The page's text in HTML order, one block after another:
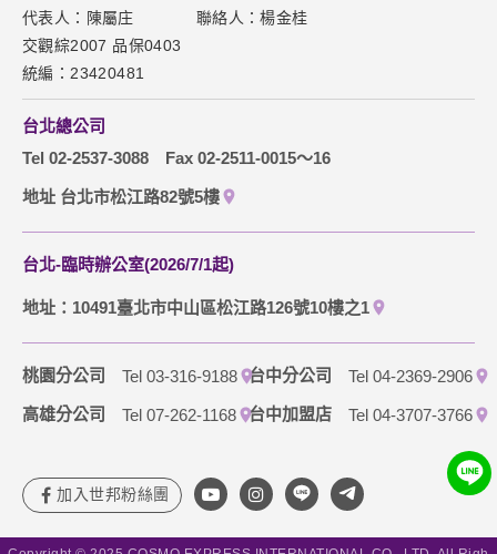
分析，分析結果之統計數據或說明文字呈現，除供內部研究
人之資料。
除非取得您的同意或其他法令之特別規定，本網站絕不會將您
的個人資料揭露予第三人或使用於蒐集目的以外之其他用途。
在您於本網站註冊帳號、使用本網站相關產品、服務、活動或
業夥伴處取得個人資料。
當客戶在本網站註冊時，我們會取得您的姓名、電話、住址、
身份證字號、電子郵件、出生日期、性別、行業等相關資料，
當您註冊成功，並登入使用我們的服務後，我們即取得您的資
料。註冊時，本網站取得您的姓名、電話、住址、身份證字
號、電子郵件、出生日期、性別、行業等相關資料，當您註冊
成功，並登入使用我們的服務後，本網站即取得您的資料。
其他除了上述，會保留您在上網瀏覽或查詢時，伺服器自行產
生的相關記錄，包括您使用連線設備的 IP 位址、使用時間、使
用的瀏覽器、瀏覽及點選資料紀錄等。本網站會對個別連線者
的瀏覽器予以標示，歸納使用者瀏覽器在本網站內部所瀏覽的
網頁，除非您願意告知您的個人資料，否則本網站不會也無法
提供的個人資訊，這些廣告廠商、或連結網站有其個別的私權
保護政策，其資料處理措施不適用本網站隱私權保護政策，本
本網站將在事前或註冊登錄取得您的同意後，傳送商業性資料
下載專區
網站導覽
取消訂單說明
隱私權保護政策
代表人：陳屬庄
聯絡人：楊金桂
交觀綜2007 品保0403
統編：23420481
台北總公司
Tel 02-2537-3088
Fax 02-2511-0015～16
地址 台北市松江路82號5樓
台北-臨時辦公室(2026/7/1起)
地址：10491臺北市中山區松江路126號10樓之1
桃園分公司 Tel 03-316-9188 台中分公司
Tel 04-2369-2906
高雄分公司
Tel 07-262-1168 台中加盟店 Tel 04-3707-3766